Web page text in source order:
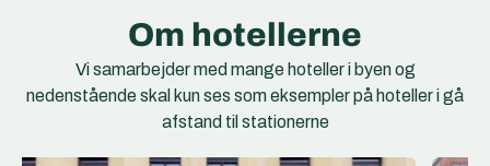
Om hotellerne
Vi samarbejder med mange hoteller i byen og
nedenstående skal kun ses som eksempler på hoteller i gå
afstand til stationerne